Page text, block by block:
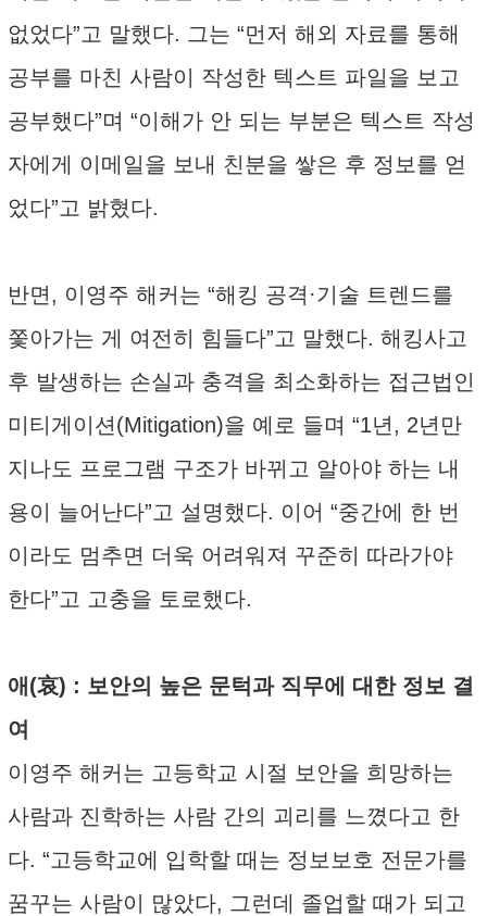
없었다”고 말했다. 그는 “먼저 해외 자료를 통해
공부를 마친 사람이 작성한 텍스트 파일을 보고
공부했다”며 “이해가 안 되는 부분은 텍스트 작성
자에게 이메일을 보내 친분을 쌓은 후 정보를 얻
었다”고 밝혔다.
반면, 이영주 해커는 “해킹 공격·기술 트렌드를
쫓아가는 게 여전히 힘들다”고 말했다. 해킹사고
후 발생하는 손실과 충격을 최소화하는 접근법인
미티게이션(Mitigation)을 예로 들며 “1년, 2년만
지나도 프로그램 구조가 바뀌고 알아야 하는 내
용이 늘어난다”고 설명했다. 이어 “중간에 한 번
이라도 멈추면 더욱 어려워져 꾸준히 따라가야
한다”고 고충을 토로했다.
애(哀) : 보안의 높은 문턱과 직무에 대한 정보 결
여
이영주 해커는 고등학교 시절 보안을 희망하는
사람과 진학하는 사람 간의 괴리를 느꼈다고 한
다. “고등학교에 입학할 때는 정보보호 전문가를
꿈꾸는 사람이 많았다, 그런데 졸업할 때가 되고